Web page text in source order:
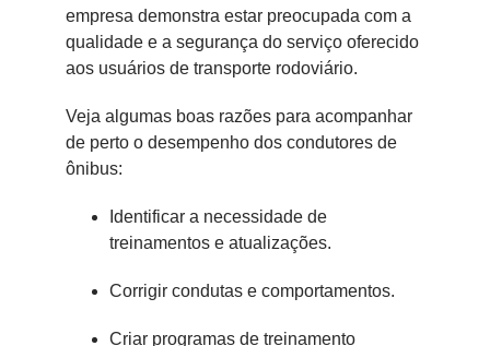
empresa demonstra estar preocupada com a
qualidade e a segurança do serviço oferecido
aos usuários de transporte rodoviário.
Veja algumas boas razões para acompanhar
de perto o desempenho dos condutores de
ônibus:
Identificar a necessidade de
treinamentos e atualizações.
Corrigir condutas e comportamentos.
Criar programas de treinamento